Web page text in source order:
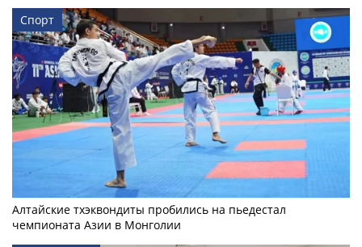
Спорт
Алтайские тхэквондиты пробились на пьедестал
чемпионата Азии в Монголии